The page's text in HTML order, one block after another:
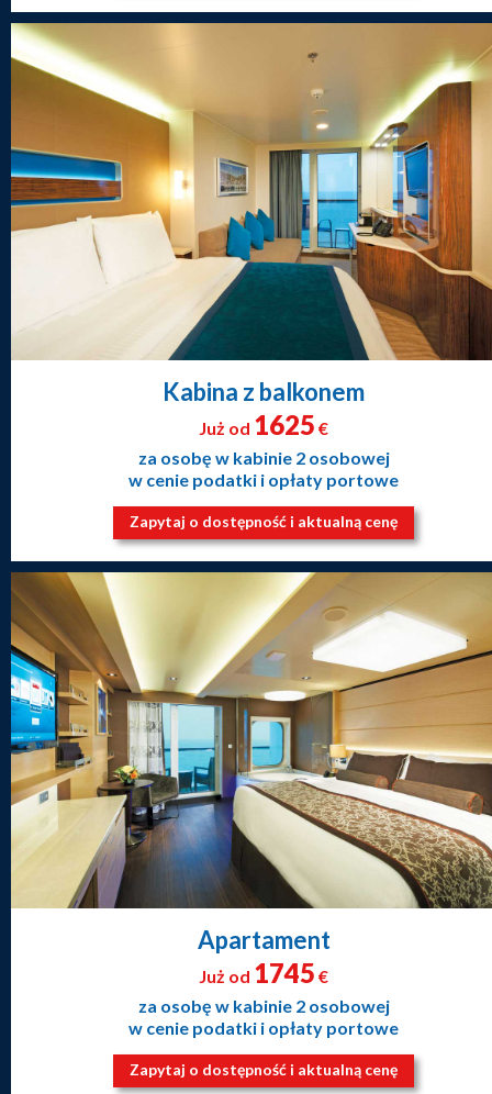
Kabina z balkonem
Już od 1625 €
za osobę w kabinie 2 osobowej
w cenie podatki i opłaty portowe
Zapytaj o dostępność i aktualną cenę
Apartament
Już od 1745 €
za osobę w kabinie 2 osobowej
w cenie podatki i opłaty portowe
Zapytaj o dostępność i aktualną cenę